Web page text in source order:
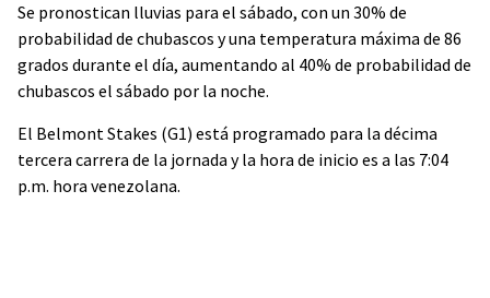
Se pronostican lluvias para el sábado, con un 30% de
probabilidad de chubascos y una temperatura máxima de 86
grados durante el día, aumentando al 40% de probabilidad de
chubascos el sábado por la noche.
El Belmont Stakes (G1) está programado para la décima
tercera carrera de la jornada y la hora de inicio es a las 7:04
p.m. hora venezolana.